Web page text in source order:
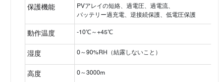
保護機能
PVアレイの短絡、過電圧、過電流、
バッテリー過充電、逆接続保護、低電圧保護
動作温度 -10℃～+45℃
湿度 0～90%RH（結露しないこと）
高度 0～3000m